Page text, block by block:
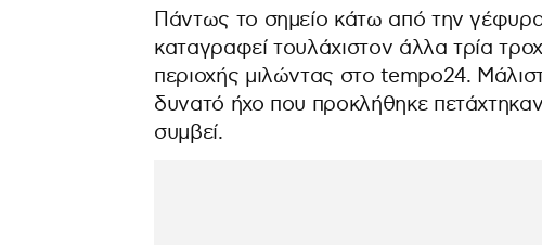
Πάντως το σημείο κάτω από την
καταγραφεί τουλάχιστον άλλα τρία
περιοχής μιλώντας στο tempo24.
δυνατό ήχο που προκλήθηκε
συμβεί.